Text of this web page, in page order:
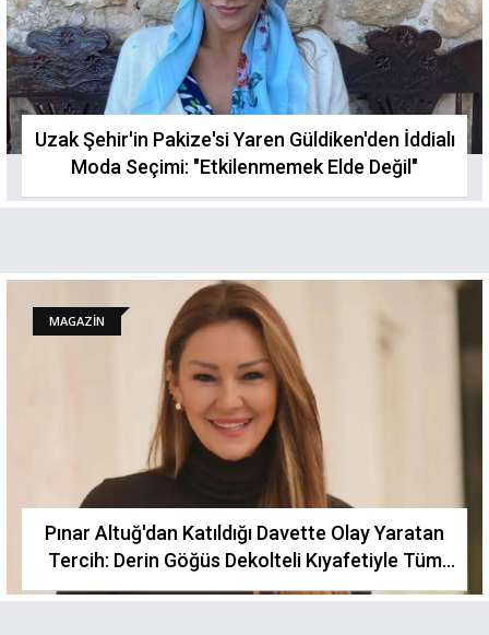
Uzak Şehir'in Pakize'si Yaren Güldiken'den İddialı
Moda Seçimi: "Etkilenmemek Elde Değil"
MAGAZİN
Pınar Altuğ'dan Katıldığı Davette Olay Yaratan
Tercih: Derin Göğüs Dekolteli Kıyafetiyle Tüm
Bakışları Topladı!